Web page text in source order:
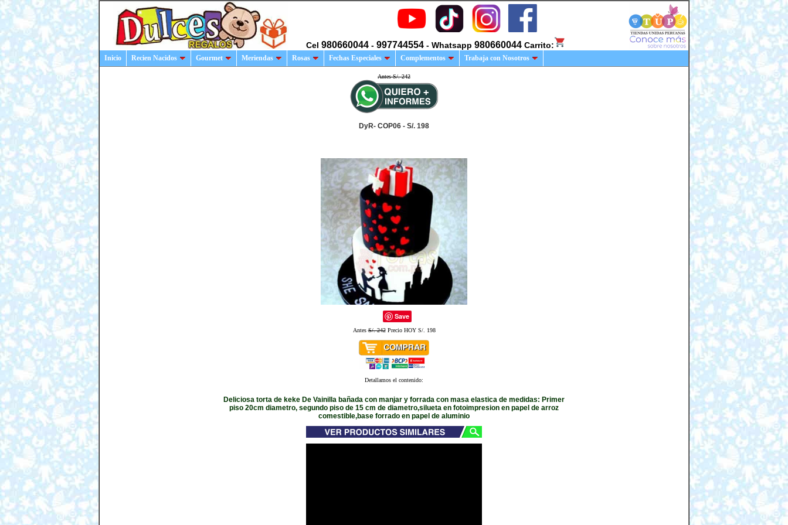
Cel 980660044 - 997744554 - Whatsapp 980660044 Carrito:
Inicio Recien Nacidos Gourmet Meriendas Rosas Fechas Especiales Complementos Trabaja con Nosotros
Antes S/. 242
DyR- COP06 - S/. 198
Save
AntesS/. 242Precio HOY S/. 198
Detallamos el contenido:
Deliciosa torta de keke De Vainilla bañada con manjar y forrada con masa elastica de medidas: Primer
piso 20cm diametro, segundo piso de 15 cm de diametro,silueta en fotoimpresion en papel de arroz
comestible,base forrado en papel de aluminio